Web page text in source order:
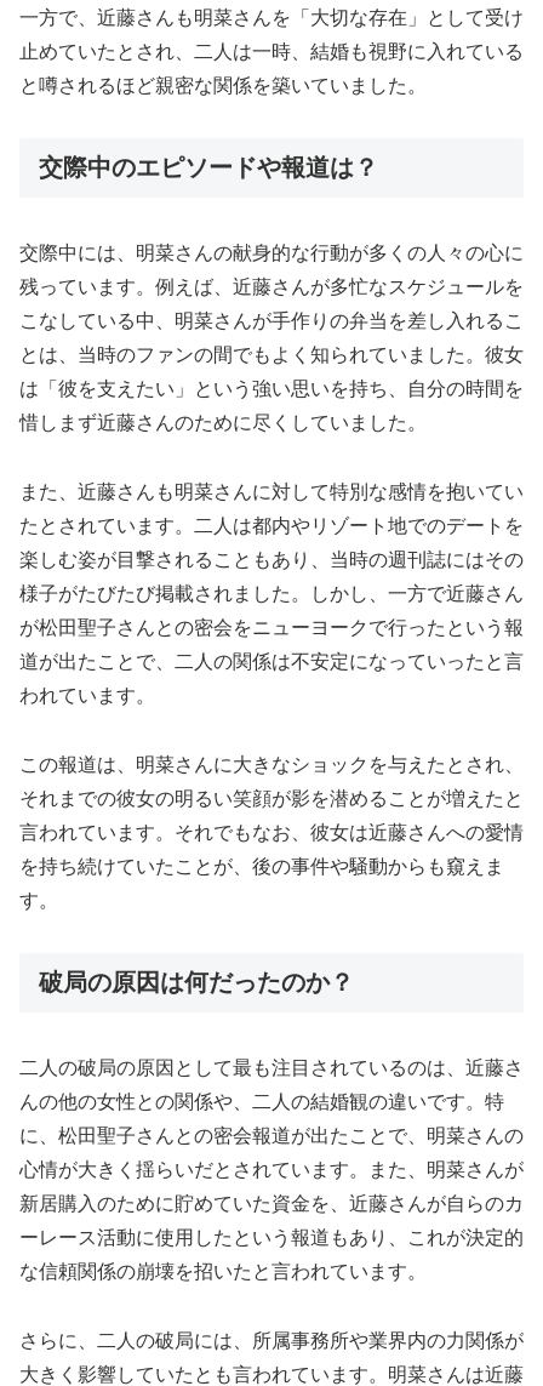
一方で、近藤さんも明菜さんを「大切な存在」として受け
止めていたとされ、二人は一時、結婚も視野に入れている
と噂されるほど親密な関係を築いていました。
交際中のエピソードや報道は？
交際中には、明菜さんの献身的な行動が多くの人々の心に
残っています。例えば、近藤さんが多忙なスケジュールを
こなしている中、明菜さんが手作りの弁当を差し入れるこ
とは、当時のファンの間でもよく知られていました。彼女
は「彼を支えたい」という強い思いを持ち、自分の時間を
惜しまず近藤さんのために尽くしていました。
また、近藤さんも明菜さんに対して特別な感情を抱いてい
たとされています。二人は都内やリゾート地でのデートを
楽しむ姿が目撃されることもあり、当時の週刊誌にはその
様子がたびたび掲載されました。しかし、一方で近藤さん
が松田聖子さんとの密会をニューヨークで行ったという報
道が出たことで、二人の関係は不安定になっていったと言
われています。
この報道は、明菜さんに大きなショックを与えたとされ、
それまでの彼女の明るい笑顔が影を潜めることが増えたと
言われています。それでもなお、彼女は近藤さんへの愛情
を持ち続けていたことが、後の事件や騒動からも窺えま
す。
破局の原因は何だったのか？
二人の破局の原因として最も注目されているのは、近藤さ
んの他の女性との関係や、二人の結婚観の違いです。特
に、松田聖子さんとの密会報道が出たことで、明菜さんの
心情が大きく揺らいだとされています。また、明菜さんが
新居購入のために貯めていた資金を、近藤さんが自らのカ
ーレース活動に使用したという報道もあり、これが決定的
な信頼関係の崩壊を招いたと言われています。
さらに、二人の破局には、所属事務所や業界内の力関係が
大きく影響していたとも言われています。明菜さんは近藤